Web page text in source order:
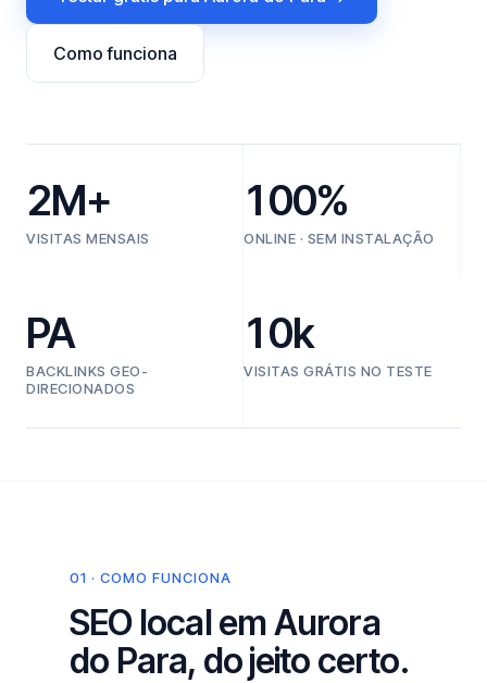
Como funciona
2M+
VISITAS MENSAIS
100%
ONLINE · SEM INSTALAÇÃO
PA
BACKLINKS GEO-
DIRECIONADOS
10k
VISITAS GRÁTIS NO TESTE
01 · COMO FUNCIONA
SEO local em Aurora
do Para, do jeito certo.